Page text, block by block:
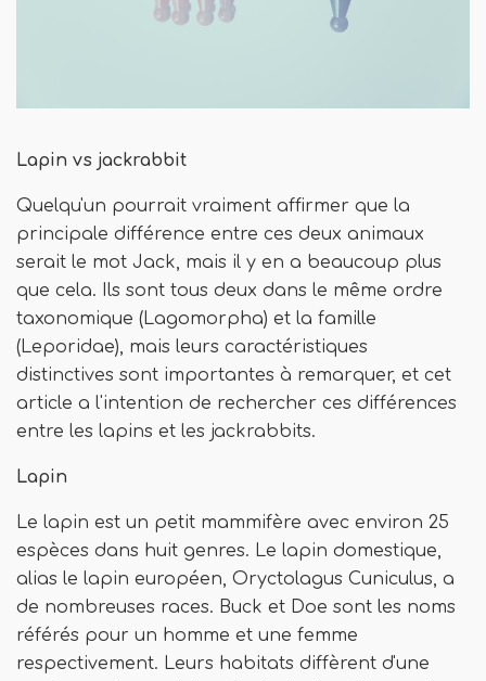
Lapin vs jackrabbit
Quelqu'un pourrait vraiment affirmer que la
principale différence entre ces deux animaux
serait le mot Jack, mais il y en a beaucoup plus
que cela. Ils sont tous deux dans le même ordre
taxonomique (Lagomorpha) et la famille
(Leporidae), mais leurs caractéristiques
distinctives sont importantes à remarquer, et cet
article a l'intention de rechercher ces différences
entre les lapins et les jackrabbits.
Lapin
Le lapin est un petit mammifère avec environ 25
espèces dans huit genres. Le lapin domestique,
alias le lapin européen, Oryctolagus Cuniculus, a
de nombreuses races. Buck et Doe sont les noms
référés pour un homme et une femme
respectivement. Leurs habitats diffèrent d'une